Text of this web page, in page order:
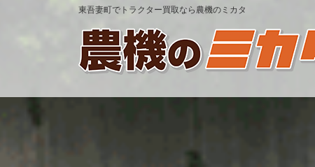
東吾妻町でトラクター買取なら農機のミカタ